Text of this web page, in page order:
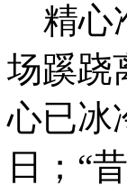
精心
场蹊跷
心已冰
日；“